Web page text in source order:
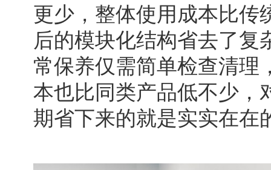
更少，整体使用成本比传
后的模块化结构省去了复
常保养仅需简单检查清理
本也比同类产品低不少，
期省下来的就是实实在在